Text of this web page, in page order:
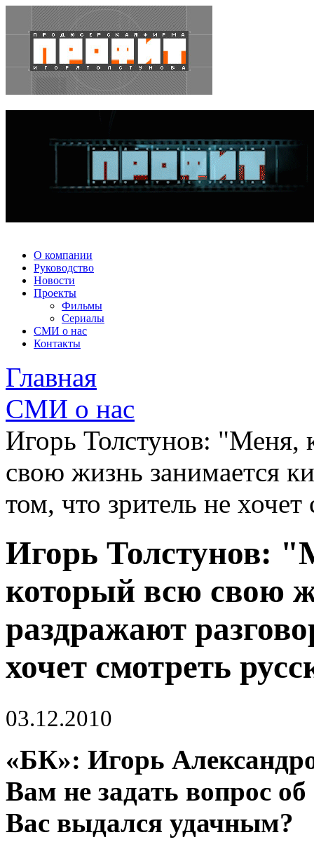
О компании
Руководство
Новости
Проекты
Фильмы
Сериалы
СМИ о нас
Контакты
Главная
СМИ о нас
Игорь Толстунов: "Меня,
свою жизнь занимается
том, что зритель не
Игорь Толстунов:
который всю свою
раздражают
хочет смотреть
03.12.2010
«БК»: Игорь
Вам не задать вопрос
Вас выдался удачным?